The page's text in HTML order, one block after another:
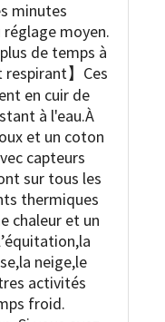
minutes
réglage moyen.
de temps à
】Ces
en cuir de
à l'eau.À
et un coton
capteurs
sur tous les
thermiques
chaleur et un
neige,le
activités
froid.